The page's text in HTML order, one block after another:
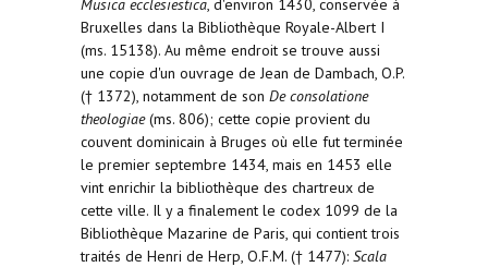
Musica ecclesiestica, d'environ 1430, conservée à
Bruxelles dans la Bibliothèque Royale-Albert I
(ms. 15138). Au même endroit se trouve aussi
une copie d'un ouvrage de Jean de Dambach, O.P.
(† 1372), notamment de son De consolatione
theologiae(ms. 806); cette copie provient du
couvent dominicain à Bruges où elle fut terminée
le premier septembre 1434, mais en 1453 elle
vint enrichir la bibliothèque des chartreux de
cette ville. Il y a finalement le codex 1099 de la
Bibliothèque Mazarine de Paris, qui contient trois
traités de Henri de Herp, O.F.M. († 1477): Scala